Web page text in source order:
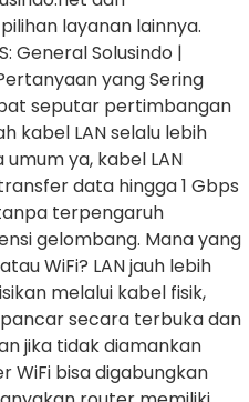
layanan lainnya.
General Solusindo |
yang Sering
seputar pertimbangan
kabel LAN selalu lebih
ya, kabel LAN
data hingga 1 Gbps
terpengaruh
gelombang. Mana yang
WiFi? LAN jauh lebih
melalui kabel fisik,
secara terbuka dan
jika tidak diamankan
WiFi bisa digabungkan